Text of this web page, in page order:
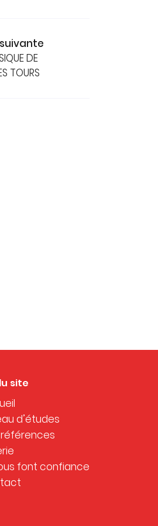
DE
TOURS
site
d’études
font confiance